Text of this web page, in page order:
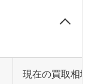
現在の買取相